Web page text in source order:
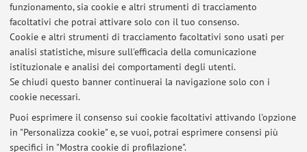
funzionamento, sia cookie e altri strumenti di tracciamento
facoltativi che potrai attivare solo con il tuo consenso.
Cookie e altri strumenti di tracciamento facoltativi sono usati per
analisi statistiche, misure sull'efficacia della comunicazione
istituzionale e analisi dei comportamenti degli utenti.
Se chiudi questo banner continuerai la navigazione solo con i
cookie necessari.
Puoi esprimere il consenso sui cookie facoltativi attivando l'opzione
in "Personalizza cookie" e, se vuoi, potrai esprimere consensi più
specifici in "Mostra cookie di profilazione".
Dipartimento di Scienze Giuridiche
Via Zamboni 27/29, Bologna - Vai alla mappa
Ultimi avvisi
Al momento non sono presenti avvisi.